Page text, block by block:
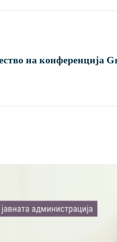
на конференција